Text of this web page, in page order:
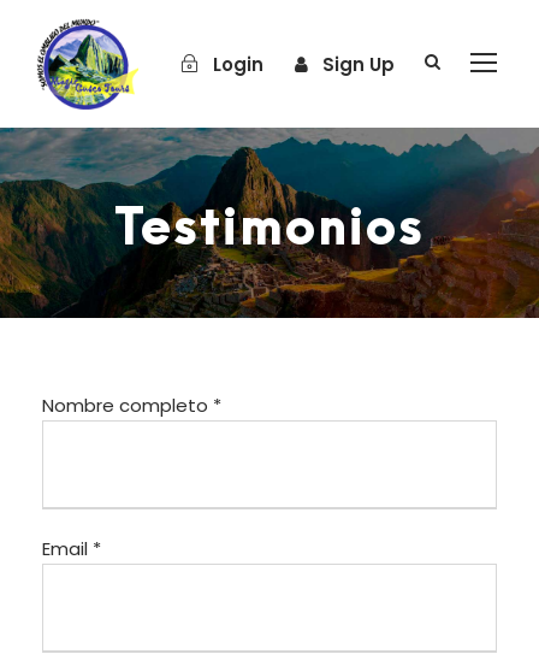
Login Sign Up
Testimonios
Nombre completo *
Email *